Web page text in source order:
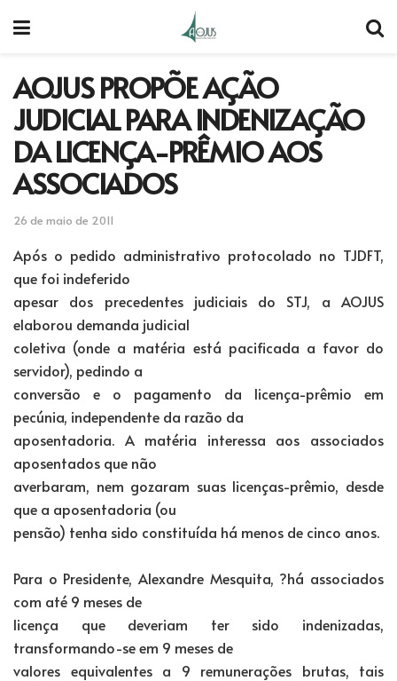
AOJUS PROPÕE AÇÃO
JUDICIAL PARA INDENIZAÇÃO
DA LICENÇA-PRÊMIO AOS
ASSOCIADOS
26 de maio de 2011
Após o pedido administrativo protocolado no TJDFT,
que foi indeferido
apesar dos precedentes judiciais do STJ, a AOJUS
elaborou demanda judicial
coletiva (onde a matéria está pacificada a favor do
servidor), pedindo a
conversão e o pagamento da licença-prêmio em
pecúnia, independente da razão da
aposentadoria. A matéria interessa aos associados
aposentados que não
averbaram, nem gozaram suas licenças-prêmio, desde
que a aposentadoria (ou
pensão) tenha sido constituída há menos de cinco anos.
Para o Presidente, Alexandre Mesquita, ?há associados
com até 9 meses de
licença que deveriam ter sido indenizadas,
transformando-se em 9 meses de
valores equivalentes a 9 remunerações brutas, tais